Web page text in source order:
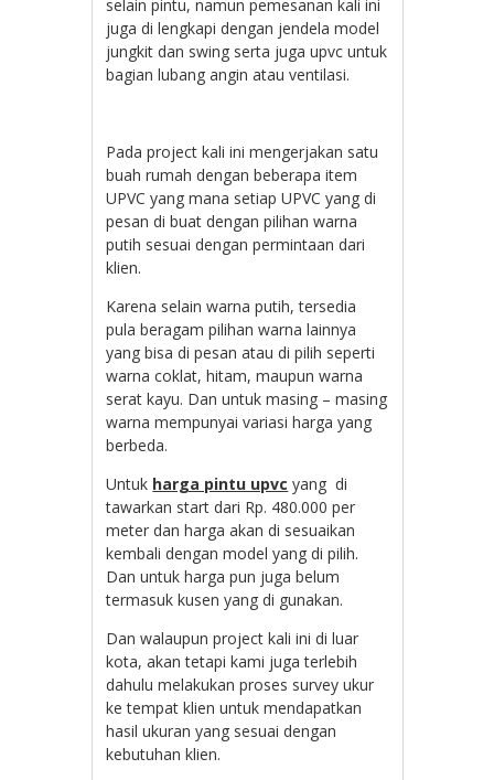
selain pintu, namun pemesanan kali ini
juga di lengkapi dengan jendela model
jungkit dan swing serta juga upvc untuk
bagian lubang angin atau ventilasi.
Pada project kali ini mengerjakan satu
buah rumah dengan beberapa item
UPVC yang mana setiap UPVC yang di
pesan di buat dengan pilihan warna
putih sesuai dengan permintaan dari
klien.
Karena selain warna putih, tersedia
pula beragam pilihan warna lainnya
yang bisa di pesan atau di pilih seperti
warna coklat, hitam, maupun warna
serat kayu. Dan untuk masing – masing
warna mempunyai variasi harga yang
berbeda.
Untuk harga pintu upvc yang di
tawarkan start dari Rp. 480.000 per
meter dan harga akan di sesuaikan
kembali dengan model yang di pilih.
Dan untuk harga pun juga belum
termasuk kusen yang di gunakan.
Dan walaupun project kali ini di luar
kota, akan tetapi kami juga terlebih
dahulu melakukan proses survey ukur
ke tempat klien untuk mendapatkan
hasil ukuran yang sesuai dengan
kebutuhan klien.